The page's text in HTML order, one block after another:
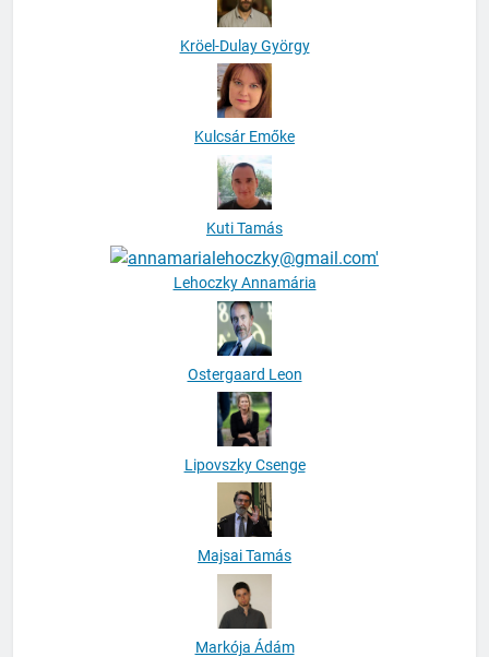
Kröel-Dulay György
Kulcsár Emőke
Kuti Tamás
Lehoczky Annamária
Ostergaard Leon
Lipovszky Csenge
Majsai Tamás
Markója Ádám